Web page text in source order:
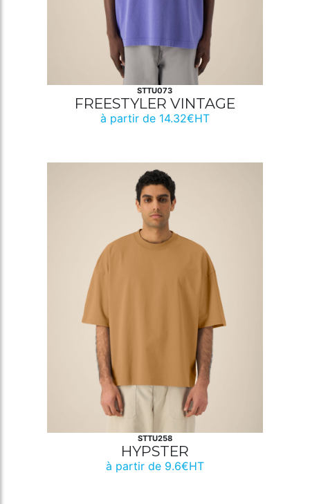
STTU073
FREESTYLER VINTAGE
à partir de 14.32€HT
STTU258
HYPSTER
à partir de 9.6€HT